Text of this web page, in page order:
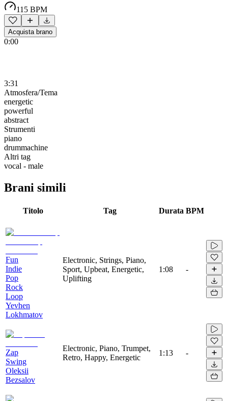
115 BPM
Acquista brano
0:00
3:31
Atmosfera/Tema
energetic
powerful
abstract
Strumenti
piano
drummachine
Altri tag
vocal - male
Brani simili
Titolo Tag Durata BPM
Fun
Indie
Pop
Rock
Loop
Yevhen
Lokhmatov
Electronic, Strings, Piano,
Sport, Upbeat, Energetic,
Uplifting
1:08 -
Zap
Swing
Oleksii
Bezsalov
Electronic, Piano, Trumpet,
Retro, Happy, Energetic
1:13 -